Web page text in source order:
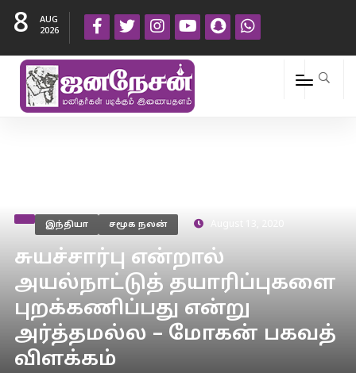
8
AUG
2026
இந்தியா சமூக நலன்
சுயச்சார்பு என்றால்
அயல்நாட்டுத் தயாரிப்புகளை
புறக்கணிப்பது என்று
அர்த்தமல்ல – மோகன் பகவத்
விளக்கம்